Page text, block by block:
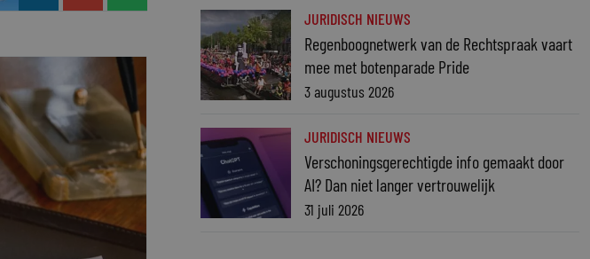
JURIDISCH NIEUWS
Regenboognetwerk van de Rechtspraak vaart
mee met botenparade Pride
3 augustus 2026
JURIDISCH NIEUWS
Verschoningsgerechtigde info gemaakt door
AI? Dan niet langer vertrouwelijk
31 juli 2026